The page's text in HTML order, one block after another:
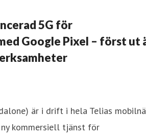
5G för
Google Pixel – först ut
är i drift i hela Telias
kommersiell tjänst för